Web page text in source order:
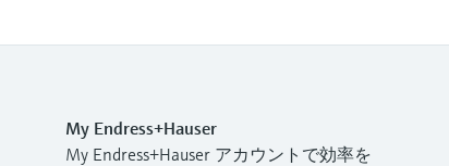
My Endress+Hauser
My Endress+Hauser アカウントで効率を